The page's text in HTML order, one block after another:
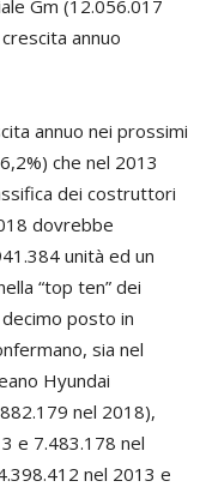
Gm (12.056.017
annuo
annuo nei prossimi
che nel 2013
dei costruttori
dovrebbe
unità ed un
“top ten” dei
posto in
sia nel
Hyundai
nel 2018),
e 7.483.178 nel
nel 2013 e